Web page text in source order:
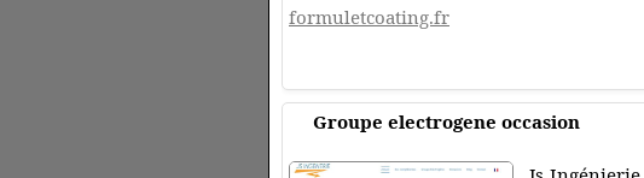
formuletcoating.fr
Groupe electrogene occasion